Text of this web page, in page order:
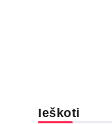
Ieškoti